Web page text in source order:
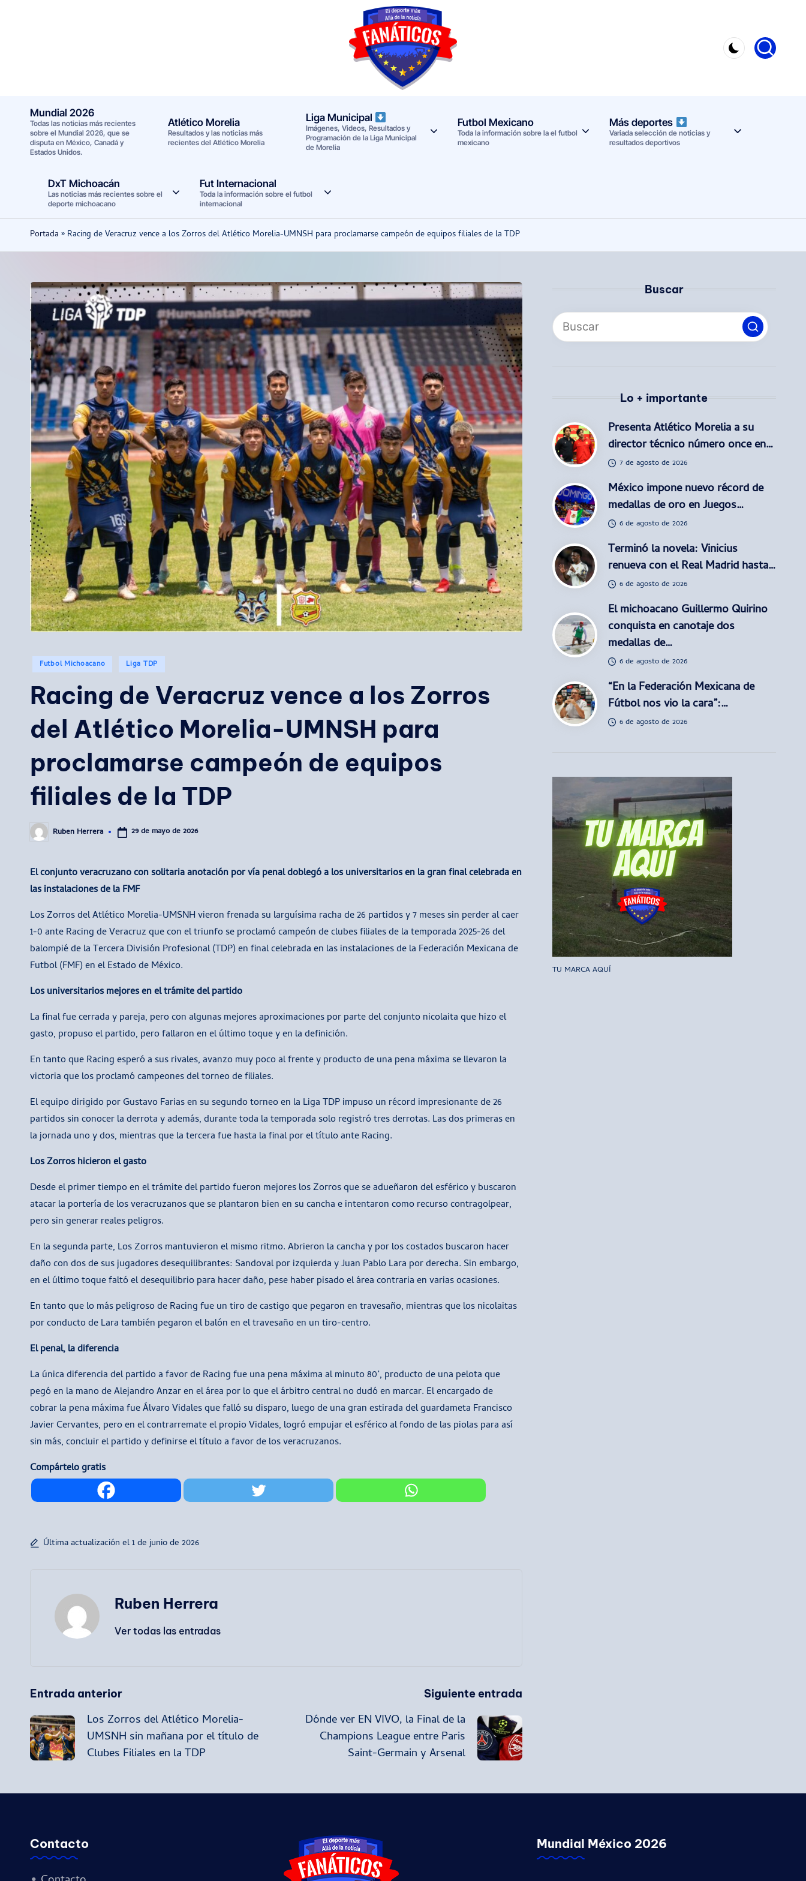
F
a
a
o
Noticias
deportivas
2026
Mundial 2026
Todas las noticias más recientes
sobre el Mundial 2026, que se
disputa en México, Canadá y
Estados Unidos.
Atlético Morelia
Resultados y las noticias más
recientes del Atlético Morelia
Liga Municipal
Imágenes, Videos, Resultados y
Programación de la Liga Municipal
de Morelia
Futbol Mexicano
Toda la información sobre la el futbol
mexicano
Más deportes
Variada selección de noticias y
resultados deportivos
DxT Michoacán
Las noticias más recientes sobre el
deporte michoacano
Fut Internacional
Toda la información sobre el futbol
internacional
Portada » Racing de Veracruz vence a los Zorros del Atlético Morelia-UMNSH para proclamarse campeón de equipos filiales de la TDP
Publicado
en
Futbol Michoacano Liga TDP
Racing de Veracruz vence a los Zorros
del Atlético Morelia-UMNSH para
proclamarse campeón de equipos
filiales de la TDP
Publicado
por
Ruben Herrera 29 de mayo de 2026
El conjunto veracruzano con solitaria anotación por vía penal doblegó a los universitarios en la gran final celebrada en
las instalaciones de la FMF
Los Zorros del Atlético Morelia-UMSNH vieron frenada su larguísima racha de 26 partidos y 7 meses sin perder al caer
1-0 ante Racing de Veracruz que con el triunfo se proclamó campeón de clubes filiales de la temporada 2025-26 del
balompié de la Tercera División Profesional (TDP) en final celebrada en las instalaciones de la Federación Mexicana de
Futbol (FMF) en el Estado de México.
Los universitarios mejores en el trámite del partido
La final fue cerrada y pareja, pero con algunas mejores aproximaciones por parte del conjunto nicolaita que hizo el
gasto, propuso el partido, pero fallaron en el último toque y en la definición.
En tanto que Racing esperó a sus rivales, avanzo muy poco al frente y producto de una pena máxima se llevaron la
victoria que los proclamó campeones del torneo de filiales.
El equipo dirigido por Gustavo Farias en su segundo torneo en la Liga TDP impuso un récord impresionante de 26
partidos sin conocer la derrota y además, durante toda la temporada solo registró tres derrotas. Las dos primeras en
la jornada uno y dos, mientras que la tercera fue hasta la final por el título ante Racing.
Los Zorros hicieron el gasto
Desde el primer tiempo en el trámite del partido fueron mejores los Zorros que se adueñaron del esférico y buscaron
atacar la portería de los veracruzanos que se plantaron bien en su cancha e intentaron como recurso contragolpear,
pero sin generar reales peligros.
En la segunda parte, Los Zorros mantuvieron el mismo ritmo. Abrieron la cancha y por los costados buscaron hacer
daño con dos de sus jugadores desequilibrantes: Sandoval por izquierda y Juan Pablo Lara por derecha. Sin embargo,
en el último toque faltó el desequilibrio para hacer daño, pese haber pisado el área contraria en varias ocasiones.
En tanto que lo más peligroso de Racing fue un tiro de castigo que pegaron en travesaño, mientras que los nicolaitas
por conducto de Lara también pegaron el balón en el travesaño en un tiro-centro.
El penal, la diferencia
La única diferencia del partido a favor de Racing fue una pena máxima al minuto 80’, producto de una pelota que
pegó en la mano de Alejandro Anzar en el área por lo que el árbitro central no dudó en marcar. El encargado de
cobrar la pena máxima fue Álvaro Vidales que falló su disparo, luego de una gran estirada del guardameta Francisco
Javier Cervantes, pero en el contrarremate el propio Vidales, logró empujar el esférico al fondo de las piolas para así
sin más, concluir el partido y definirse el título a favor de los veracruzanos.
Compártelo gratis
Última actualización el 1 de junio de 2026
Ruben Herrera
Ver todas las entradas
Navegación
de
entradas
Entrada anterior
Los Zorros del Atlético Morelia-
UMSNH sin mañana por el título de
Clubes Filiales en la TDP
Siguiente entrada
Dónde ver EN VIVO, la Final de la
Champions League entre Paris
Saint-Germain y Arsenal
Buscar
Lo + importante
Presenta Atlético Morelia a su
director técnico número once en…
7 de agosto de 2026
México impone nuevo récord de
medallas de oro en Juegos…
6 de agosto de 2026
Terminó la novela: Vinicius
renueva con el Real Madrid hasta…
6 de agosto de 2026
El michoacano Guillermo Quirino
conquista en canotaje dos
medallas de…
6 de agosto de 2026
“En la Federación Mexicana de
Fútbol nos vio la cara”:…
6 de agosto de 2026
TU MARCA AQUÍ
Contacto Mundial México 2026